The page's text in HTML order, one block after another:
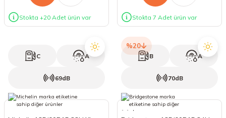
Stokta +20 Adet ürün var Stokta 7 Adet ürün var
C A
69dB
%20
B A
70dB